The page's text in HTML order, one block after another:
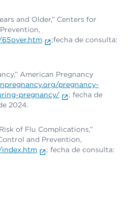
and Older,” Centers for
;fecha de consulta:
American Pregnancy
pregnancy-
pregnancy/
; fecha de
2024.
of Flu Complications,”
and Prevention,
; fecha de consulta: